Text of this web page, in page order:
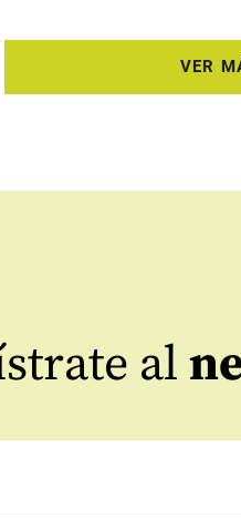
VER
al